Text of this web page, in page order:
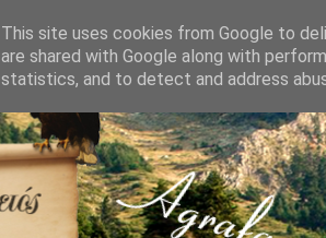
This site uses cookies from Google to
are shared with Google along with
statistics, and to detect and address